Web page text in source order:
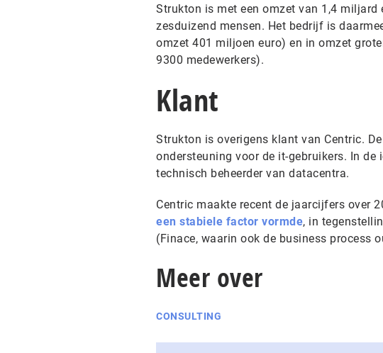
Strukton is met een omzet van 1,4 miljard
zesduizend mensen. Het bedrijf is
omzet 401 miljoen euro) en in omzet
9300 medewerkers).
Klant
Strukton is overigens klant van Centric.
ondersteuning voor de it-gebruikers. In
technisch beheerder van datacentra.
Centric maakte recent de jaarcijfers over
een stabiele factor vormde, in
(Finace, waarin ook de business process
Meer over
CONSULTING